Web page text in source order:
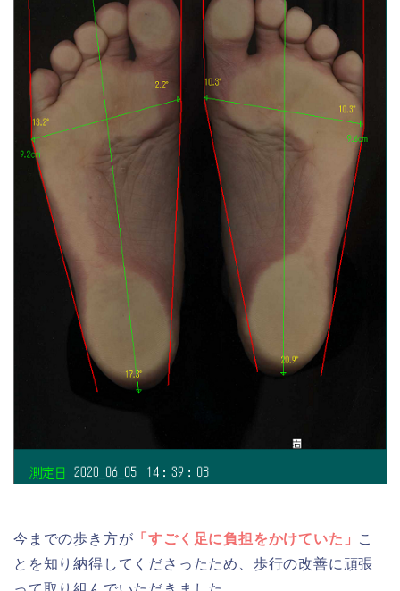
今までの歩き方が 「すごく足に負担をかけていた」 こ
とを知り納得してくださったため、歩行の改善に頑張